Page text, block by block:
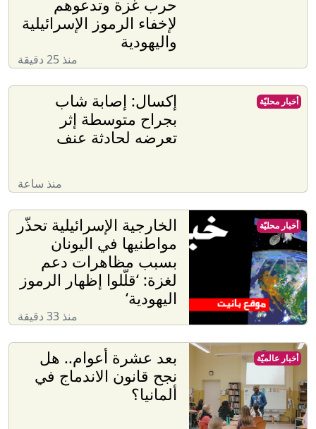
حرب غزة وتدعوهم
لإخفاء الرموز الإسرائيلية
واليهودية
منذ 25 دقيقة
إكسال: إصابة شاب
بجراح متوسطة إثر
تعرضه لحادثة عنف
منذ ساعة
أخبار محليّة
الخارجية الإسرائيلية تحذّر
مواطنيها في اليونان
بسبب مظاهرات دعم
لغزة: ‘قلّلوا إظهار الرموز
اليهودية‘
منذ 33 دقيقة
أخبار محليّة
بعد عشرة أعوام.. هل
نجح قانون الاندماج في
ألمانيا؟
أخبار عالميّة